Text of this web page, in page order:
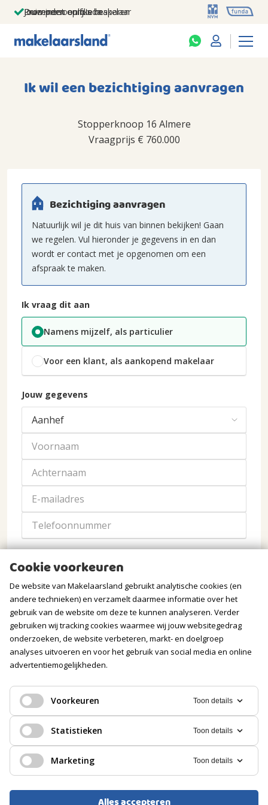
Jouw persoonlijke makelaar
Duizenden euro's besparen
Prominent op funda
Ik wil een bezichtiging aanvragen
Stopperknoop 16 Almere
Vraagprijs € 760.000
Bezichtiging aanvragen
Natuurlijk wil je dit huis van binnen bekijken! Gaan
we regelen. Vul hieronder je gegevens in en dan
wordt er contact met je opgenomen om een
afspraak te maken.
Ik vraag dit aan
Namens mijzelf, als particulier
Voor een klant, als aankopend makelaar
Jouw gegevens
Verstuur mijn aanvraag
Wij gaan zorgvuldig om met jouw gegevens. Meer
informatie vind je in onze
Cookie voorkeuren
De website van Makelaarsland gebruikt analytische cookies (en
andere technieken) en verzamelt daarmee informatie over het
gebruik van de website om deze te kunnen analyseren. Verder
gebruiken wij tracking cookies waarmee wij jouw websitegedrag
onderzoeken, de website verbeteren, markt- en doelgroep
analyses uitvoeren en voor het gebruik van social media en online
advertentiemogelijkheden.
Voorkeuren Toon details
Statistieken Toon details
Marketing Toon details